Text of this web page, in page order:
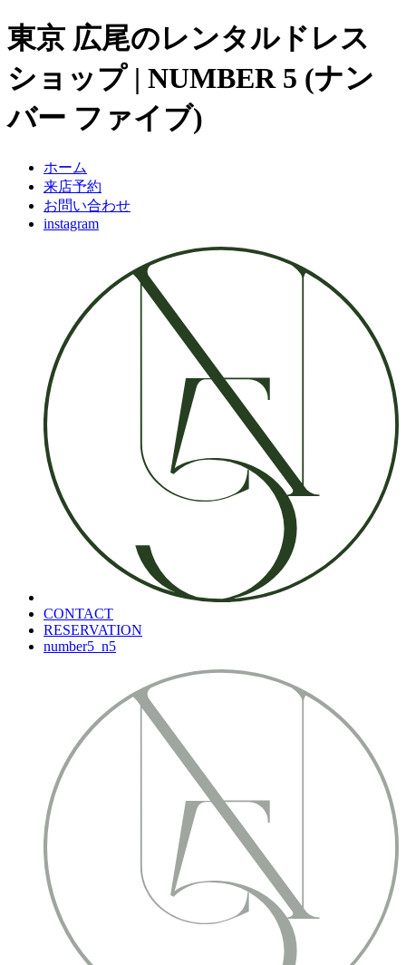
東京 広尾のレンタルドレス
ショップ | NUMBER 5 (ナン
バー ファイブ)
ホーム
来店予約
お問い合わせ
instagram
CONTACT
RESERVATION
number5_n5